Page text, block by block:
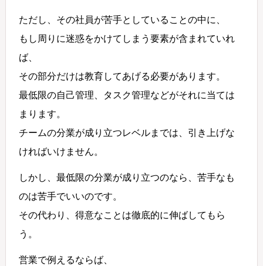
ただし、その社員が苦手としていることの中に、
もし周りに迷惑をかけてしまう要素が含まれていれ
ば、
その部分だけは教育してあげる必要があります。
最低限の自己管理、タスク管理などがそれに当ては
まります。
チームの分業が成り立つレベルまでは、引き上げな
ければいけません。
しかし、最低限の分業が成り立つのなら、苦手なも
のは苦手でいいのです。
その代わり、得意なことは徹底的に伸ばしてもら
う。
営業で例えるならば、